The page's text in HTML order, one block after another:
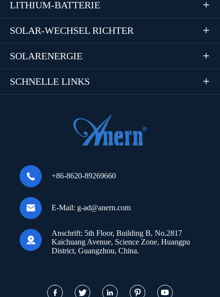
LITHIUM-BATTERIE 
SOLAR-WECHSEL RICHTER 
SOLARENERGIE 
SCHNELLE LINKS 
 +86-8620-89269660
 E-Mail: g-ad@anern.com

Anschrift: 5th Floor, Building B, No.2817
Kaichuang Avenue, Science Zone, Huangpu
District, Guangzhou, China.
    